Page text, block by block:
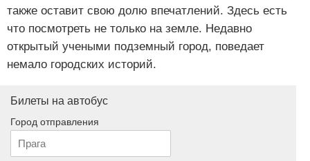
также оставит свою долю впечатлений. Здесь есть
что посмотреть не только на земле. Недавно
открытый учеными подземный город, поведает
немало городских историй.
Билеты на автобус
Город отправления